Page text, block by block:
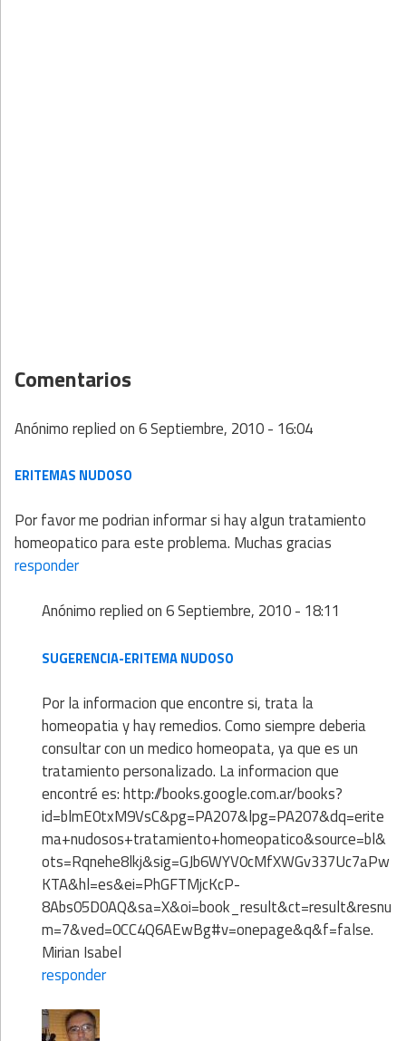
Comentarios
Anónimoreplied on6 Septiembre, 2010 - 16:04
ERITEMAS NUDOSO
Por favor me podrian informar si hay algun tratamiento
homeopatico para este problema. Muchas gracias
responder
Anónimoreplied on6 Septiembre, 2010 - 18:11
SUGERENCIA-ERITEMA NUDOSO
Por la informacion que encontre si, trata la
homeopatia y hay remedios. Como siempre deberia
consultar con un medico homeopata, ya que es un
tratamiento personalizado. La informacion que
encontré es: http://books.google.com.ar/books?
id=blmE0txM9VsC&pg=PA207&lpg=PA207&dq=erite
ma+nudosos+tratamiento+homeopatico&source=bl&
ots=Rqnehe8lkj&sig=GJb6WYV0cMfXWGv337Uc7aPw
KTA&hl=es&ei=PhGFTMjcKcP-
8Abs05D0AQ&sa=X&oi=book_result&ct=result&resnu
m=7&ved=0CC4Q6AEwBg#v=onepage&q&f=false.
Mirian Isabel
responder